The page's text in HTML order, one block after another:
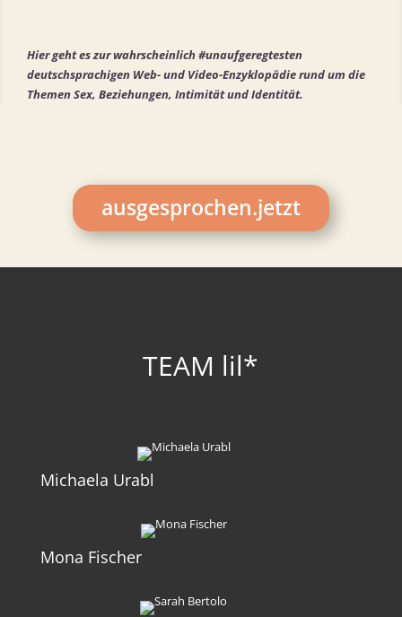
Hier geht es zur wahrscheinlich #unaufgeregtesten
deutschsprachigen Web- und Video-Enzyklopädie rund um die
Themen Sex, Beziehungen, Intimität und Identität.
ausgesprochen.jetzt
TEAM lil*
Michaela Urabl
Mona Fischer